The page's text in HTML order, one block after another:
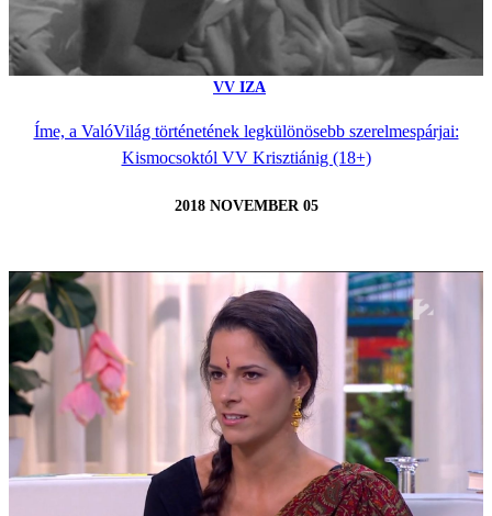
VV IZA
Íme, a ValóVilág történetének legkülönösebb szerelmespárjai:
Kismocsoktól VV Krisztiánig (18+)
2018 NOVEMBER 05